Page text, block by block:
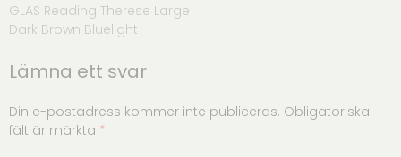
Inläggsnavigering
GLAS Reading Therese Large
Dark Brown Bluelight
Lämna ett svar
Din e-postadress kommer inte publiceras. Obligatoriska
fält är märkta *